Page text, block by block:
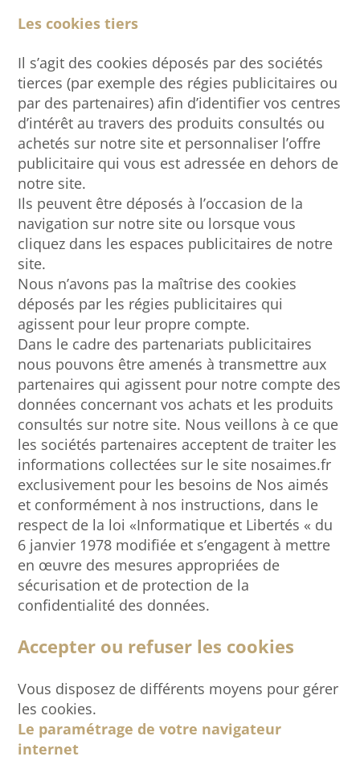
Les cookies tiers
Il s’agit des cookies déposés par des sociétés
tierces (par exemple des régies publicitaires ou
par des partenaires) afin d’identifier vos centres
d’intérêt au travers des produits consultés ou
achetés sur notre site et personnaliser l’offre
publicitaire qui vous est adressée en dehors de
notre site.
Ils peuvent être déposés à l’occasion de la
navigation sur notre site ou lorsque vous
cliquez dans les espaces publicitaires de notre
site.
Nous n’avons pas la maîtrise des cookies
déposés par les régies publicitaires qui
agissent pour leur propre compte.
Dans le cadre des partenariats publicitaires
nous pouvons être amenés à transmettre aux
partenaires qui agissent pour notre compte des
données concernant vos achats et les produits
consultés sur notre site. Nous veillons à ce que
les sociétés partenaires acceptent de traiter les
informations collectées sur le site nosaimes.fr
exclusivement pour les besoins de Nos aimés
et conformément à nos instructions, dans le
respect de la loi «Informatique et Libertés « du
6 janvier 1978 modifiée et s’engagent à mettre
en œuvre des mesures appropriées de
sécurisation et de protection de la
confidentialité des données.
Accepter ou refuser les cookies
Vous disposez de différents moyens pour gérer
les cookies.
Le paramétrage de votre navigateur
internet